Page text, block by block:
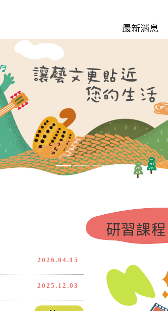
最新消息
下
展
開
次
2026.04.15
2025.12.03
研習課程